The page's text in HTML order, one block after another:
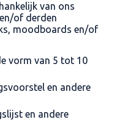
van ons
of derden
moodboards en/of
vorm van 5 tot 10
en andere
en andere